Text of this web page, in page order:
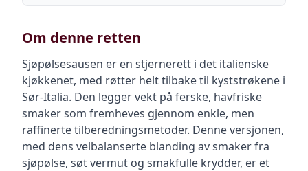
Om denne retten
Sjøpølsesausen er en stjernerett i det italienske
kjøkkenet, med røtter helt tilbake til kyststrøkene i
Sør-Italia. Den legger vekt på ferske, havfriske
smaker som fremheves gjennom enkle, men
raffinerte tilberedningsmetoder. Denne versjonen,
med dens velbalanserte blanding av smaker fra
sjøpølse, søt vermut og smakfulle krydder, er et